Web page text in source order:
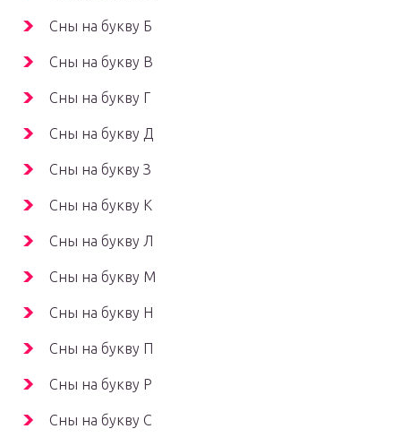
Сны на букву Б
Сны на букву В
Сны на букву Г
Сны на букву Д
Сны на букву З
Сны на букву К
Сны на букву Л
Сны на букву М
Сны на букву Н
Сны на букву П
Сны на букву Р
Сны на букву С